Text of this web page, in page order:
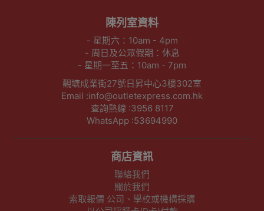
陳列室資料
- 星期六：10am - 4pm
- 周日及公眾假期：休息
- 星期一至五：10am - 7pm
觀塘成業街27號日昇中心3樓302室
Email :info@outletexpress.com.hk
查詢熱線 :3956 8117
WhatsApp :53694990
商店資訊
聯絡我們
關於我們
索取報價 公司、學校或機構採購